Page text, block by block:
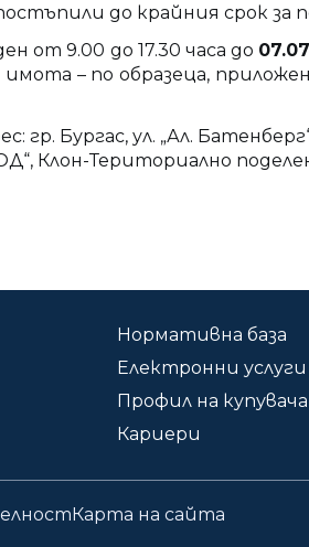
до крайния срок за
от 9.00 до 17.30 часа до 07.07
имота – по образеца,
Бургас, ул. „Ал.
Клон-Териториално
Нормативна база
Електронни услуги
Профил на купувача
Кариери
Карта на сайта